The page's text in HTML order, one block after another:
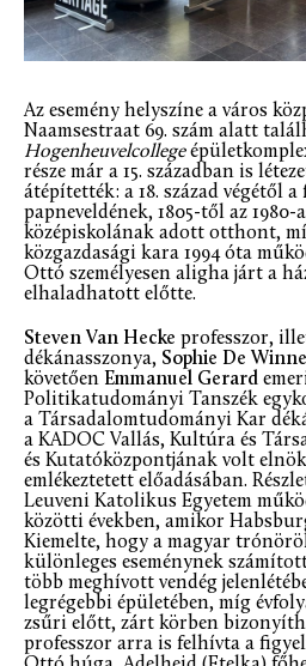
Az esemény helyszíne a város
Naamsestraat 69. szám alatt
Hogenheuvelcollege
része már a 15. században is
átépítették: a 18. század végétől
papneveldének, 1805-től az 1980-
középiskolának adott otthont,
közgazdasági kara 1994 óta
Ottó személyesen aligha járt a
elhaladhatott előtte.
Steven Van Hecke professzor,
dékánasszonya, Sophie De Winne
követően Emmanuel Gerard
Politikatudományi Tanszék
a Társadalomtudományi Kar
a KADOC Vallás, Kultúra és
és Kutatóközpontjának volt
emlékeztetett előadásában.
Leuveni Katolikus Egyetem
közötti években, amikor
Kiemelte, hogy a magyar
különleges eseménynek
több meghívott vendég
legrégebbi épületében, míg
zsűri előtt, zárt körben
professzor arra is felhívta a